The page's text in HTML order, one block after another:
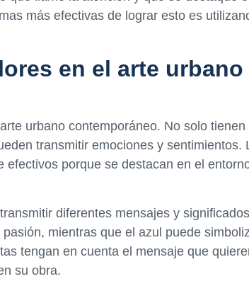
más efectivas de lograr esto es
en el arte urbano
urbano contemporáneo. No solo tienen
transmitir emociones y sentimientos.
porque se destacan en el
diferentes mensajes y
mientras que el azul puede
tengan en cuenta el mensaje que
su obra.